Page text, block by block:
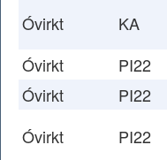
Óvirkt
KA
Óvirkt
PI22
Óvirkt
PI22
Óvirkt
PI22